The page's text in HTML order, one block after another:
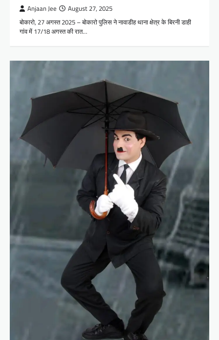
Anjaan Jee August 27, 2025
बोकारो, 27 अगस्त 2025 – बोकारो पुलिस ने नावाडीह थाना क्षेत्र के बिरनी डाही
गांव में 17/18 अगस्त की रात…